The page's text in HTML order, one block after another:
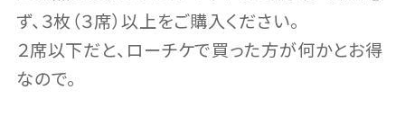
ず、３枚（３席）以上をご購入ください。
２席以下だと、ローチケで買った方が何かとお得
なので。